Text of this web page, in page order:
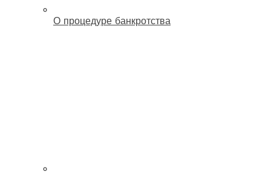
О процедуре банкротства